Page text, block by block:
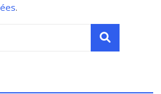
.